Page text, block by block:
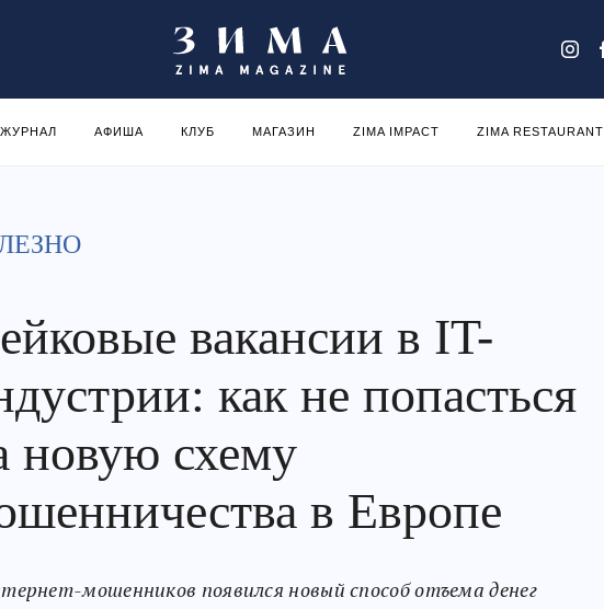
ЖУРНАЛ АФИША КЛУБ МАГАЗИН ZIMA IMPACT ZIMA RESTAURANT
вакансии в IT-
как не попасться
новую схему
в Европе
мошенников появился новый способ отъема денег